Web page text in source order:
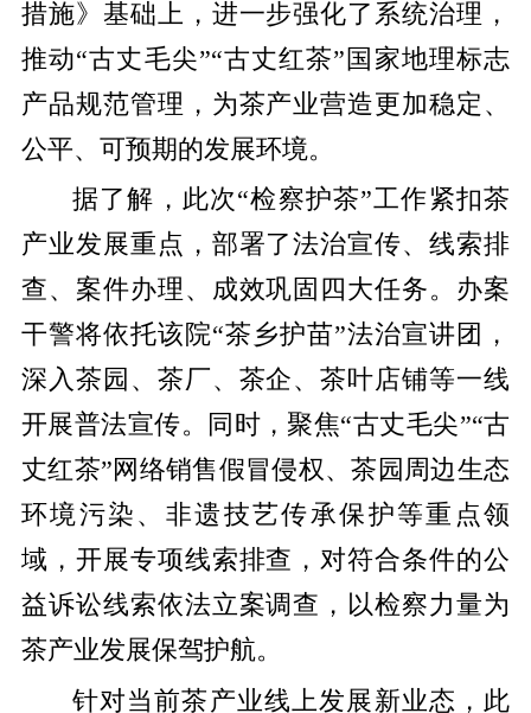
措施》基础上，进一步强化了系统治理，
推动“古丈毛尖”“古丈红茶”国家地理标志
产品规范管理，为茶产业营造更加稳定、
公平、可预期的发展环境。
据了解，此次“检察护茶”工作紧扣茶
产业发展重点，部署了法治宣传、线索排
查、案件办理、成效巩固四大任务。办案
干警将依托该院“茶乡护苗”法治宣讲团，
深入茶园、茶厂、茶企、茶叶店铺等一线
开展普法宣传。同时，聚焦“古丈毛尖”“古
丈红茶”网络销售假冒侵权、茶园周边生态
环境污染、非遗技艺传承保护等重点领
域，开展专项线索排查，对符合条件的公
益诉讼线索依法立案调查，以检察力量为
茶产业发展保驾护航。
针对当前茶产业线上发展新业态，此